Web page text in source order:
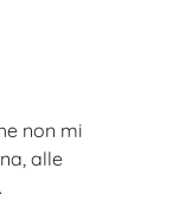
non mi
alle